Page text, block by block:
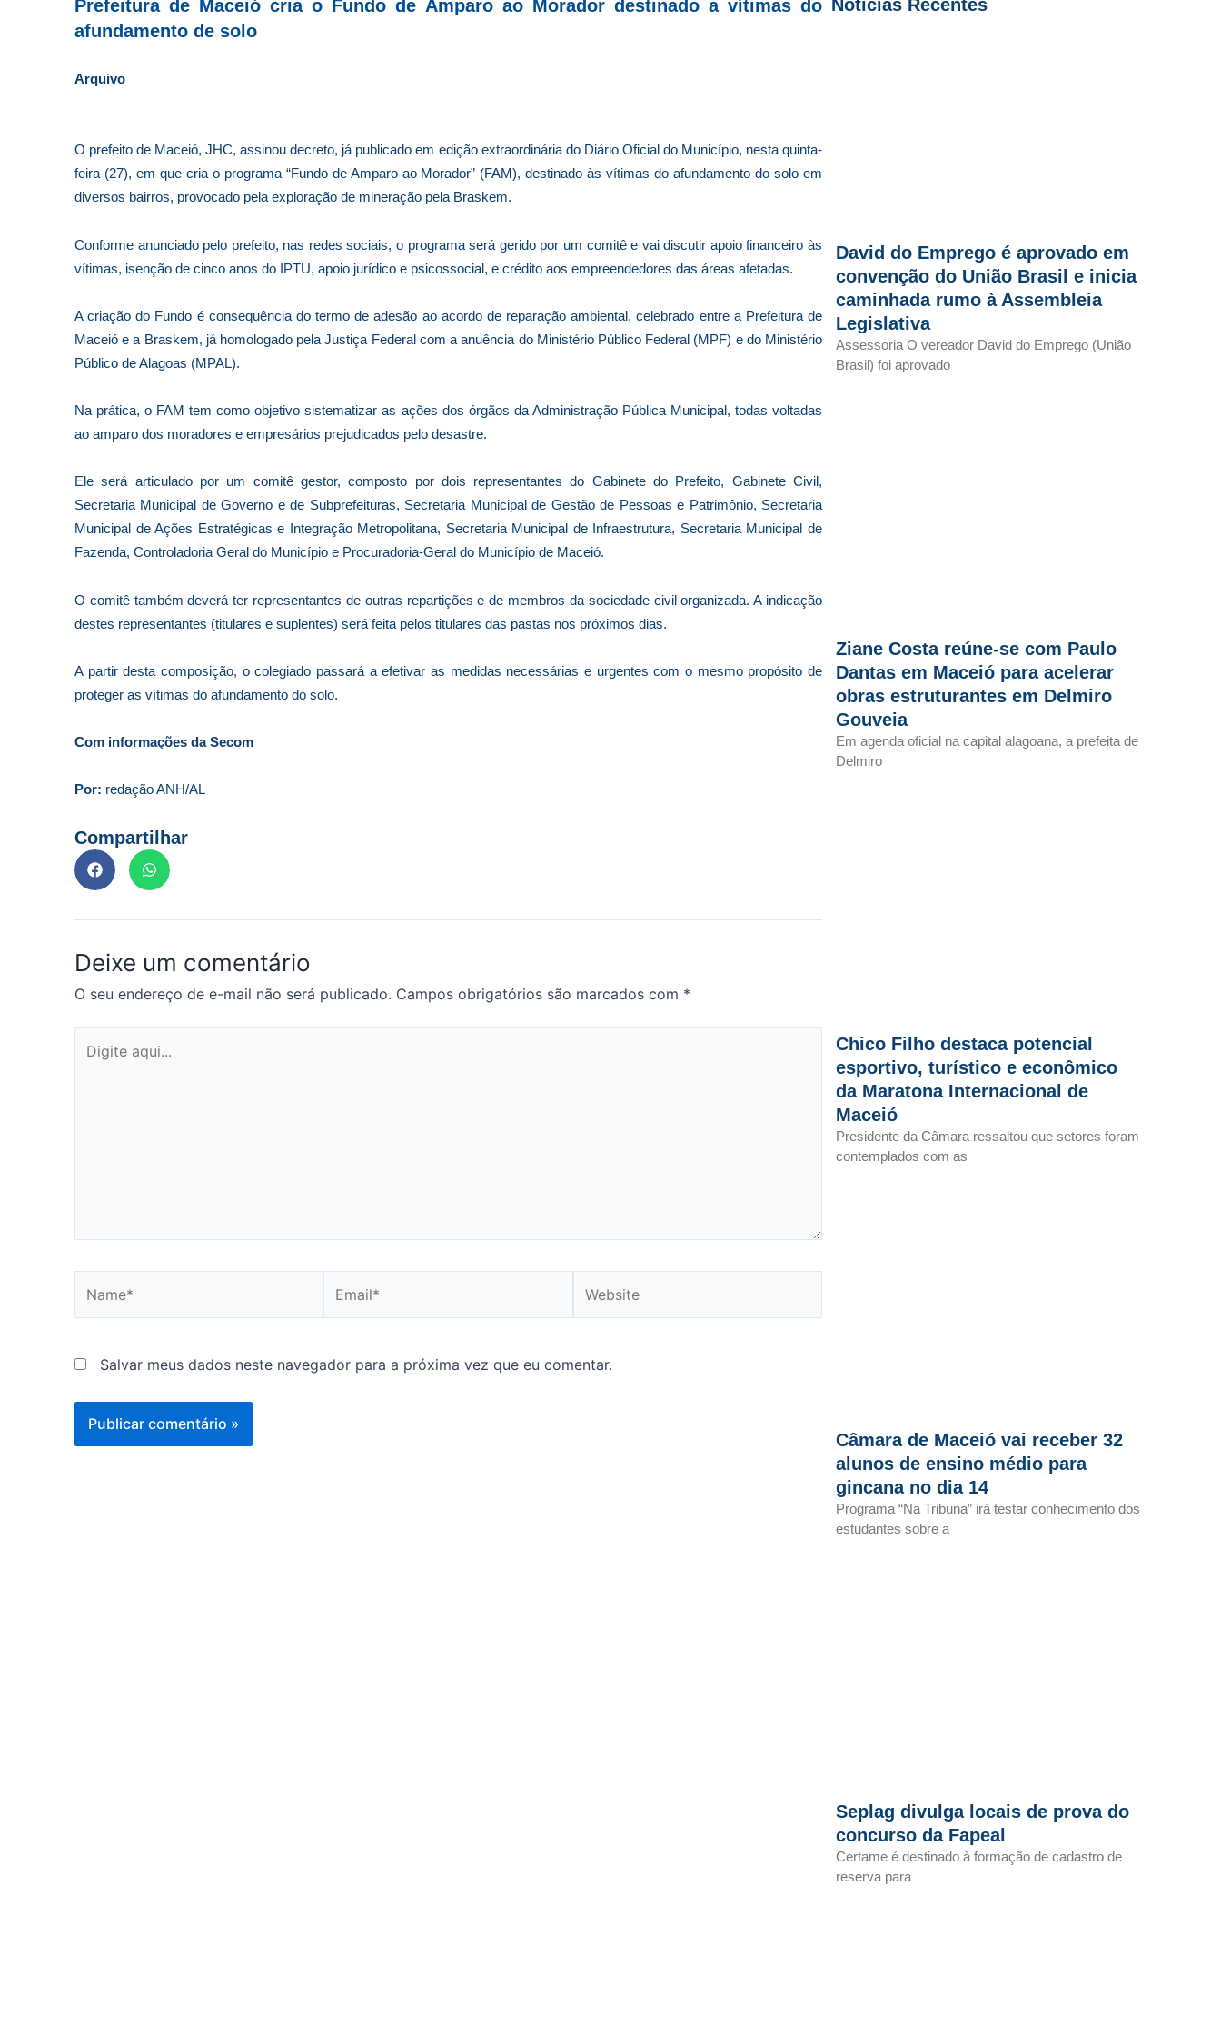
Prefeitura de Maceió cria o Fundo de Amparo ao Morador destinado a vítimas do
afundamento de solo
Arquivo
O prefeito de Maceió, JHC, assinou decreto, já publicado em edição extraordinária do Diário Oficial do Município, nesta quinta-
feira (27), em que cria o programa “Fundo de Amparo ao Morador” (FAM), destinado às vítimas do afundamento do solo em
diversos bairros, provocado pela exploração de mineração pela Braskem.
Conforme anunciado pelo prefeito, nas redes sociais, o programa será gerido por um comitê e vai discutir apoio financeiro às
vítimas, isenção de cinco anos do IPTU, apoio jurídico e psicossocial, e crédito aos empreendedores das áreas afetadas.
A criação do Fundo é consequência do termo de adesão ao acordo de reparação ambiental, celebrado entre a Prefeitura de
Maceió e a Braskem, já homologado pela Justiça Federal com a anuência do Ministério Público Federal (MPF) e do Ministério
Público de Alagoas (MPAL).
Na prática, o FAM tem como objetivo sistematizar as ações dos órgãos da Administração Pública Municipal, todas voltadas
ao amparo dos moradores e empresários prejudicados pelo desastre.
Ele será articulado por um comitê gestor, composto por dois representantes do Gabinete do Prefeito, Gabinete Civil,
Secretaria Municipal de Governo e de Subprefeituras, Secretaria Municipal de Gestão de Pessoas e Patrimônio, Secretaria
Municipal de Ações Estratégicas e Integração Metropolitana, Secretaria Municipal de Infraestrutura, Secretaria Municipal de
Fazenda, Controladoria Geral do Município e Procuradoria-Geral do Município de Maceió.
O comitê também deverá ter representantes de outras repartições e de membros da sociedade civil organizada. A indicação
destes representantes (titulares e suplentes) será feita pelos titulares das pastas nos próximos dias.
A partir desta composição, o colegiado passará a efetivar as medidas necessárias e urgentes com o mesmo propósito de
proteger as vítimas do afundamento do solo.
Com informações da Secom
Por: redação ANH/AL
Compartilhar
Deixe um comentário
O seu endereço de e-mail não será publicado. Campos obrigatórios são marcados com *
aqui...
Salvar meus dados neste navegador para a próxima vez que eu comentar.
Notícias Recentes
David do Emprego é aprovado em
convenção do União Brasil e inicia
caminhada rumo à Assembleia
Legislativa
Assessoria O vereador David do Emprego (União
Brasil) foi aprovado
Ziane Costa reúne-se com Paulo
Dantas em Maceió para acelerar
obras estruturantes em Delmiro
Gouveia
Em agenda oficial na capital alagoana, a prefeita de
Delmiro
Chico Filho destaca potencial
esportivo, turístico e econômico
da Maratona Internacional de
Maceió
Presidente da Câmara ressaltou que setores foram
contemplados com as
Câmara de Maceió vai receber 32
alunos de ensino médio para
gincana no dia 14
Programa “Na Tribuna” irá testar conhecimento dos
estudantes sobre a
Seplag divulga locais de prova do
concurso da Fapeal
Certame é destinado à formação de cadastro de
reserva para